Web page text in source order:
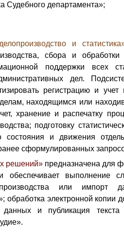
Судебного департамента»;
и
сбора и
поддержки всех
дел.
регистрацию и
находящимся или
хранение и распечатку
подготовку
состояния и движения
сформулированных
решений» предназначена для
выполнение
или импорт
обработка электронной копии
данных и публикация